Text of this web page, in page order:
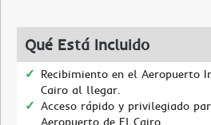
Qué Está Incluido
Recibimiento en el Aeropuerto
Cairo al llegar.
Acceso rápido y privilegiado
Aeropuerto de El Cairo.